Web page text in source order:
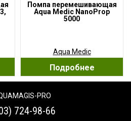
Помпа перемешивающая
Aqua Medic NanoProp
5000
Aqua Medic
Подробнее
724-98-66